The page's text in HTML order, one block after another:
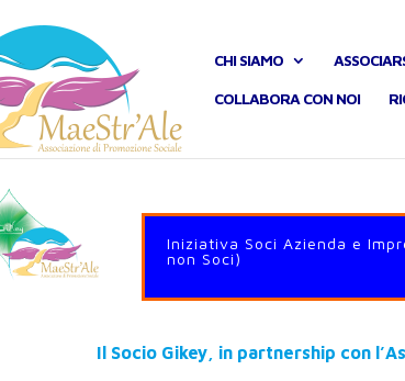
CHI SIAMO
COLLABORA CON NOI
Iniziativa Soci Azienda e
non Soci)
Il Socio Gikey, in partnership con